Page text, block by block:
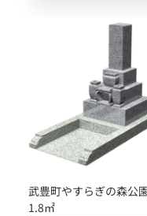
武豊町やすらぎの森公
1.8㎡